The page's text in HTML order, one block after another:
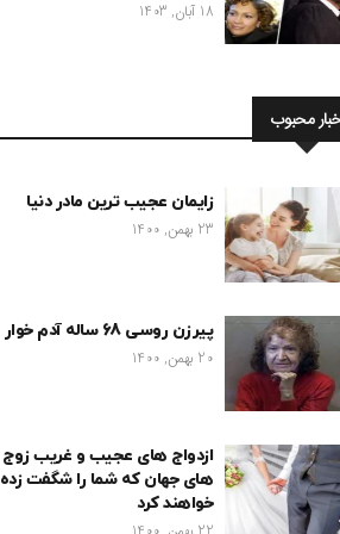
18 آبان, 1403
محبوب
زایمان عجیب ترین مادر دنیا
23 بهمن, 1400
پیرزن روسی 68 ساله آدم خوار
20 بهمن, 1400
ازدواج های عجیب و غریب زوج
های جهان که شما را شگفت زده
خواهند کرد